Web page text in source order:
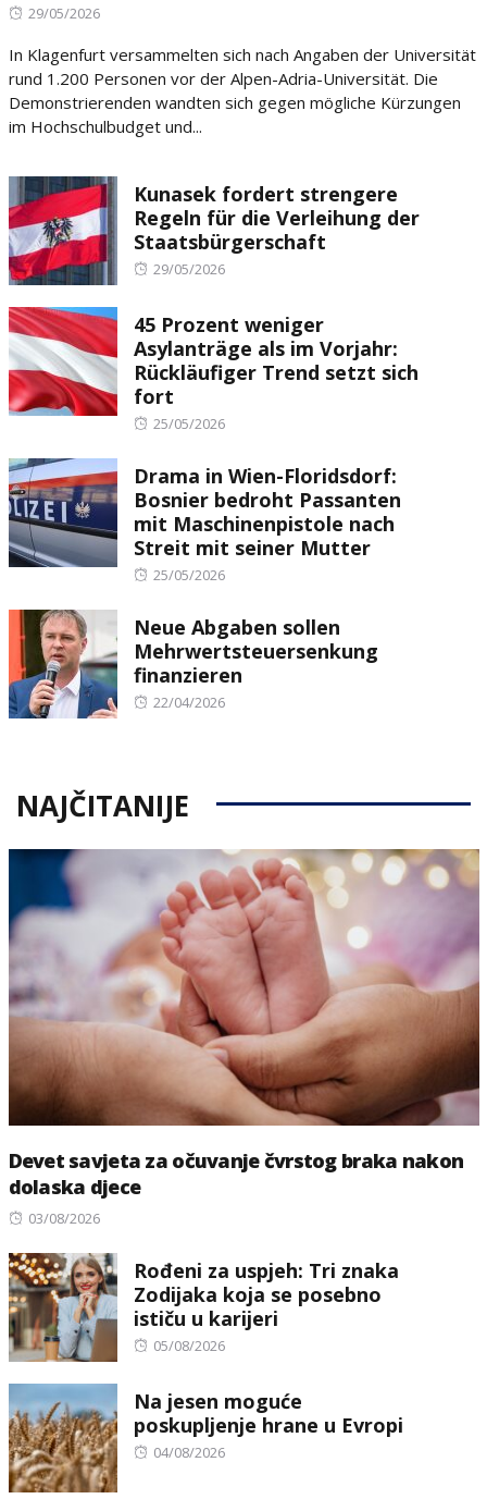
Posted
29/05/2026
In Klagenfurt versammelten sich nach Angaben der Universität
rund 1.200 Personen vor der Alpen-Adria-Universität. Die
Demonstrierenden wandten sich gegen mögliche Kürzungen
im Hochschulbudget und...
Kunasek fordert strengere
Regeln für die Verleihung der
Staatsbürgerschaft
Posted
29/05/2026
45 Prozent weniger
Asylanträge als im Vorjahr:
Rückläufiger Trend setzt sich
fort
Posted
25/05/2026
Drama in Wien-Floridsdorf:
Bosnier bedroht Passanten
mit Maschinenpistole nach
Streit mit seiner Mutter
Posted
25/05/2026
Neue Abgaben sollen
Mehrwertsteuersenkung
finanzieren
Posted
22/04/2026
NAJČITANIJE
Devet savjeta za očuvanje čvrstog braka nakon
dolaska djece
Posted
03/08/2026
Rođeni za uspjeh: Tri znaka
Zodijaka koja se posebno
ističu u karijeri
Posted
05/08/2026
Na jesen moguće
poskupljenje hrane u Evropi
Posted
04/08/2026